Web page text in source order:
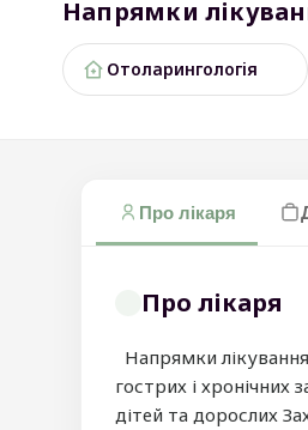
Напрямки
Отоларингологія
Про лікаря
Про лікаря
Напрямки
гострих і хронічних
дітей та дорослих